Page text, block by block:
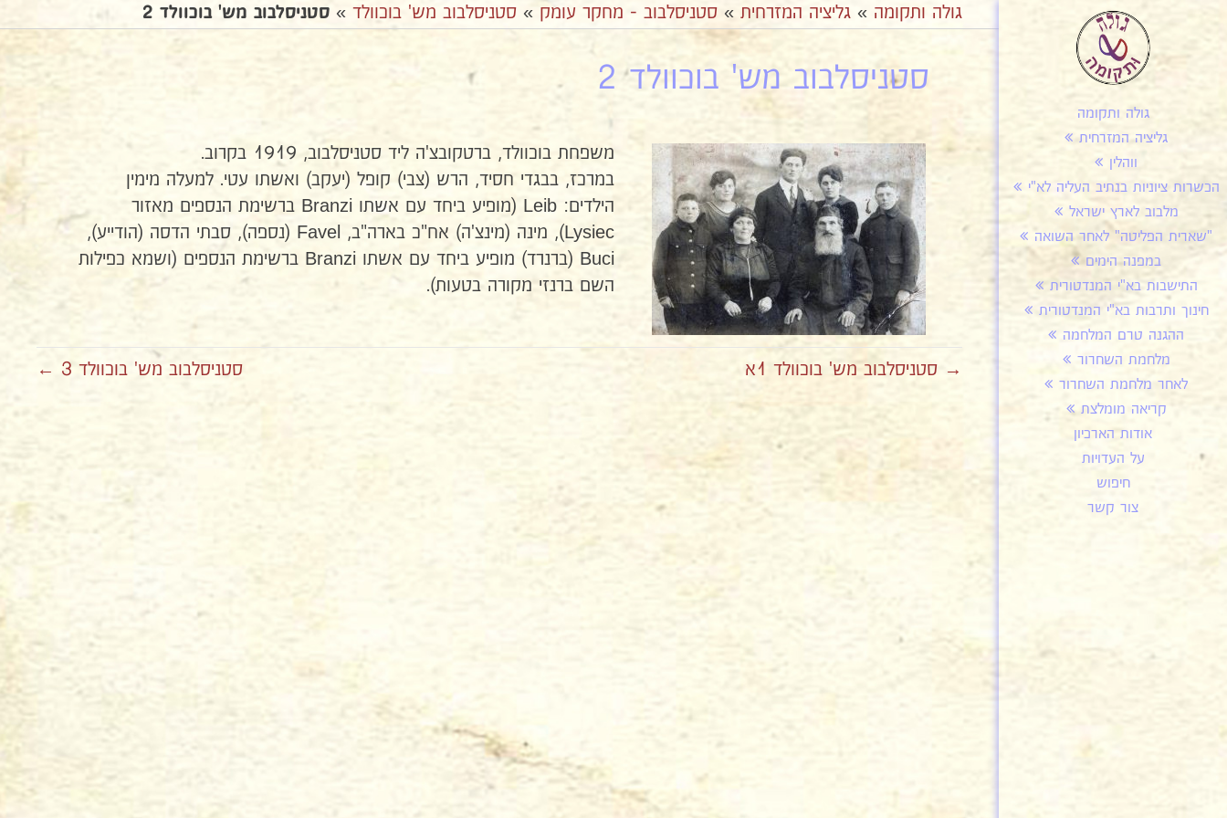
גולה ותקומה
גליציה המזרחית
ווהלין
הכשרות ציוניות בנתיב העליה לא"י
מלבוב לארץ ישראל
"שארית הפליטה" לאחר השואה
במפנה הימים
התישבות בא"י המנדטורית
חינוך ותרבות בא"י המנדטורית
ההגנה טרם המלחמה
מלחמת השחרור
לאחר מלחמת השחרור
קריאה מומלצת
אודות הארכיון
על העדויות
חיפוש
צור קשר
גולה ותקומה » גליציה המזרחית » סטניסלבוב - מחקר עומק » סטניסלבוב מש' בוכוולד » סטניסלבוב מש' בוכוולד 2
סטניסלבוב מש' בוכוולד 2
משפחת בוכוולד, ברטקובצ'ה ליד סטניסלבוב, 1919 בקרוב.
במרכז, בבגדי חסיד, הרש (צבי) קופל (יעקב) ואשתו עטי. למעלה מימין
הילדים: Leib (מופיע ביחד עם אשתו Branzi ברשימת הנספים מאזור
Lysiec), מינה (מינצ'ה) אח"כ בארה"ב, Favel (נספה), סבתי הדסה (הודייע),
Buci (ברנרד) מופיע ביחד עם אשתו Branzi ברשימת הנספים (ושמא כפילות
השם ברנזי מקורה בטעות).
→ סטניסלבוב מש' בוכוולד 1א סטניסלבוב מש' בוכוולד 3 ←